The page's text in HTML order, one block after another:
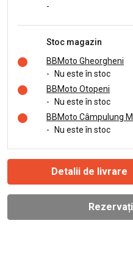
-
Stoc magazin
BBMoto Gheorgheni
-
Nu este în stoc
BBMoto Otopeni
-
Nu este în stoc
BBMoto Câmpulung M.
-
Nu este în stoc
Detalii de livrare